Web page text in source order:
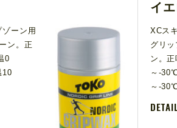
ーン用
ン。正
0
10
イ
XCス
グリ
ン。
～-
～-